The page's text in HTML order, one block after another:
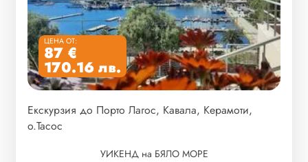
ЦЕНА ОТ:
87 €
170.16 лв.
Екскурзия до Порто Лагос, Кавала, Керамоти,
о.Тасос
УИКЕНД на БЯЛО МОРЕ